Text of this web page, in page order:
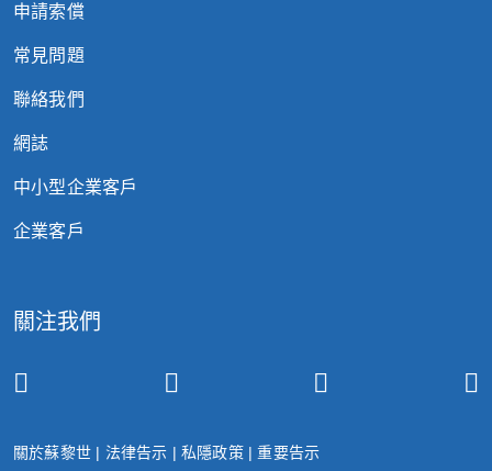
申請索償
常見問題
聯絡我們
網誌
中小型企業客戶
企業客戶
關注我們
關於蘇黎世 | 法律告示 |私隱政策|重要告示